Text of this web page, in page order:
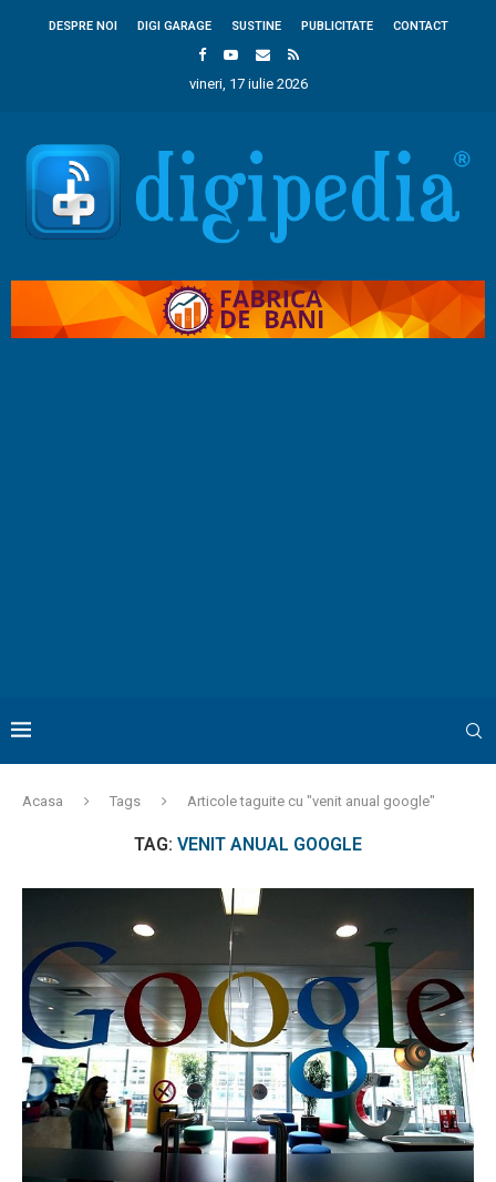
DESPRE NOI DIGI GARAGE SUSTINE PUBLICITATE CONTACT
vineri, 17 iulie 2026
Acasa Tags Articole taguite cu "venit anual google"
TAG: VENIT ANUAL GOOGLE